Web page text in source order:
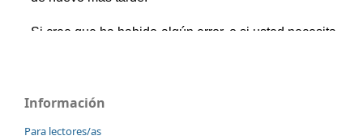
Información
Para lectores/as